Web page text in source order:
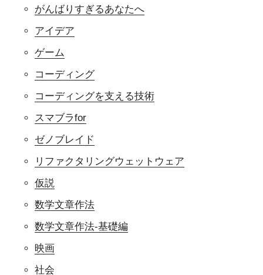
がんばりすぎるあなたへ
アイデア
ゲーム
コーディング
コーディングを支える技術
スマブラfor
ゼノブレイド
リファクタリングウェットウェア
仮説
数学文章作法
数学文章作法-基礎編
映画
社会